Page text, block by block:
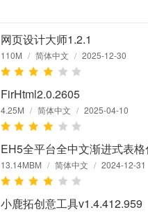
网页设计大师1.2.1
110M / 简体中文 / 2025-12-30
FirHtml2.0.2605
4.25M / 简体中文 / 2025-04-10
13.14MBM / 简体中文 / 2024-12-31
小鹿拓创意工具v1.4.412.959